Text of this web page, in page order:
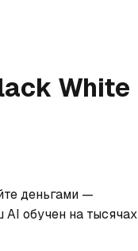
White
деньгами —
обучен на тысячах